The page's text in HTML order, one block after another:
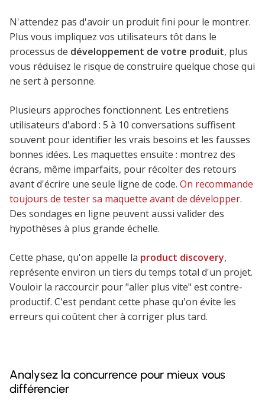
N'attendez pas d'avoir un produit fini pour le montrer.
Plus vous impliquez vos utilisateurs tôt dans le
processus de développement de votre produit, plus
vous réduisez le risque de construire quelque chose qui
ne sert à personne.
Plusieurs approches fonctionnent. Les entretiens
utilisateurs d'abord : 5 à 10 conversations suffisent
souvent pour identifier les vrais besoins et les fausses
bonnes idées. Les maquettes ensuite : montrez des
écrans, même imparfaits, pour récolter des retours
avant d'écrire une seule ligne de code. On recommande
toujours de tester sa maquette avant de développer.
Des sondages en ligne peuvent aussi valider des
hypothèses à plus grande échelle.
Cette phase, qu'on appelle la product discovery,
représente environ un tiers du temps total d'un projet.
Vouloir la raccourcir pour "aller plus vite" est contre-
productif. C'est pendant cette phase qu'on évite les
erreurs qui coûtent cher à corriger plus tard.
Analysez la concurrence pour mieux vous
différencier